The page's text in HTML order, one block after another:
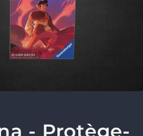
- Protège-